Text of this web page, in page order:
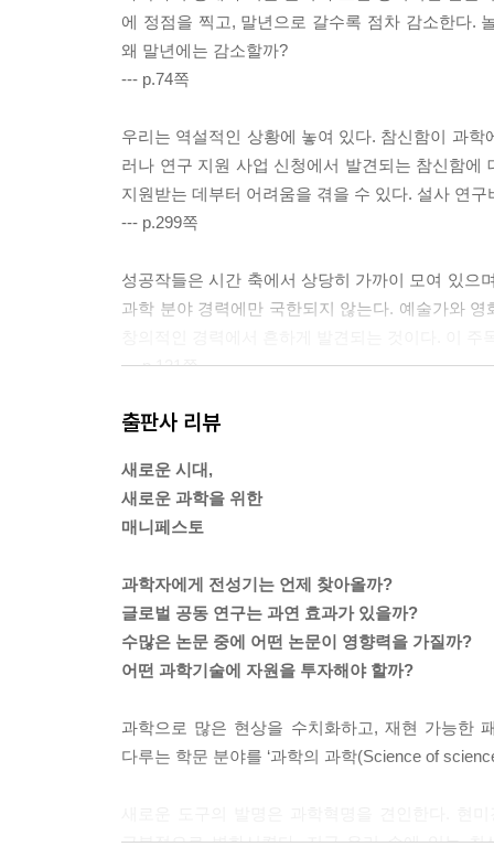
에 정점을 찍고, 말년으로 갈수록 점차 감소한다.
왜 말년에는 감소할까?
--- p.74쪽
우리는 역설적인 상황에 놓여 있다. 참신함이 과
러나 연구 지원 사업 신청에서 발견되는 참신함
지원받는 데부터 어려움을 겪을 수 있다. 설사 연
--- p.299쪽
성공작들은 시간 축에서 상당히 가까이 모여 있으
과학 분야 경력에만 국한되지 않는다. 예술가와
--- p.121쪽
노벨상 수상자들과 수많은 인터뷰 후에 로버트 머
--- p.152쪽
작은 팀은 오래되고 덜 유명한 연구로부터 가치
적인 역할을 한다.
--- p.206쪽
이는 과학이 다른 창조적인 노력과는 구분되는
르니쿠스가 존재하지 않았다고 하더라도, 인류가
--- p.257쪽
출판사 리뷰
새로운 시대,
새로운 과학을 위한
매니페스토
과학자에게 전성기는 언제 찾아올까?
글로벌 공동 연구는 과연 효과가 있을까?
수많은 논문 중에 어떤 논문이 영향력을 가질까?
어떤 과학기술에 자원을 투자해야 할까?
과학으로 많은 현상을 수치화하고, 재현 가능한
다루는 학문 분야를 ‘과학의 과학(Science of
근본적으로 변화시켰다. 지금 우리 손에 있는